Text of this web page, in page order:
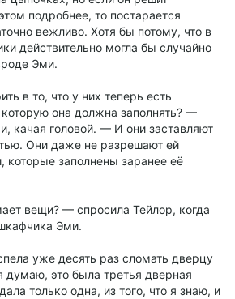
подробнее, то постарается
вежливо. Хотя бы потому, что в
действительно могла бы случайно
Эми.
в то, что у них теперь есть
она должна заполнять? —
качая головой. — И они заставляют
Они даже не разрешают ей
которые заполнены заранее её
вещи? — спросила Тейлор, когда
Эми.
уже десять раз сломать дверцу
думаю, это была третья дверная
только одна, из того, что я знаю, и